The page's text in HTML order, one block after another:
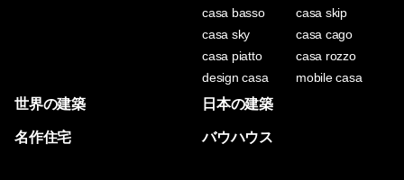
casa basso
casa skip
casa sky
casa cago
casa piatto
casa rozzo
design casa
mobile casa
世界の建築 日本の建築
名作住宅 バウハウス